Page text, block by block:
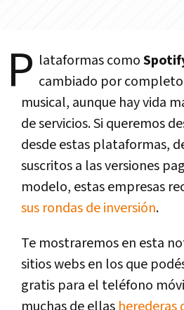
P lataformas como
cambiado por
musical, aunque hay vida
de servicios. Si queremos
desde estas plataformas,
suscritos a las versiones
modelo, estas empresas
sus rondas de inversión.
Te mostraremos en esta
sitios webs en los que
gratis para el teléfono